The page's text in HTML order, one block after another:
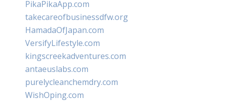
PikaPikaApp.com
takecareofbusinessdfw.org
HamadaOfJapan.com
VersifyLifestyle.com
kingscreekadventures.com
antaeuslabs.com
purelycleanchemdry.com
WishOping.com